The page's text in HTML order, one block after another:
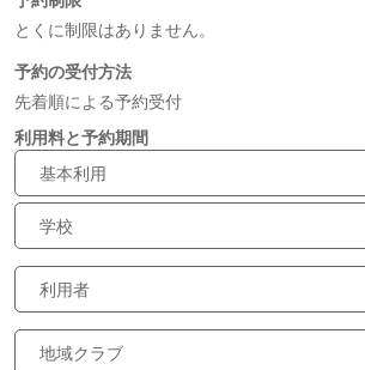
とくに制限はありません。
予約の受付方法
先着順による予約受付
利用料と予約期間
基本利用
学校
利用者
地域クラブ